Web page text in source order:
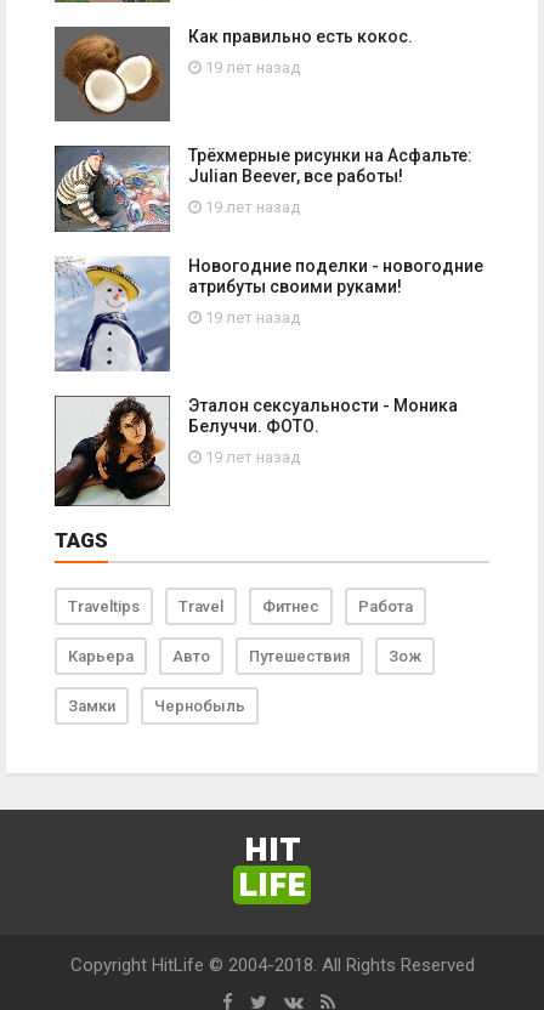
Как правильно есть кокос.
19 лет назад
Трёхмерные рисунки на Асфальте:
Julian Beever, все работы!
19 лет назад
Новогодние поделки - новогодние
атрибуты своими руками!
19 лет назад
Эталон сексуальности - Моника
Белуччи. ФОТО.
19 лет назад
TAGS
Traveltips Travel Фитнес Работа
Карьера Авто Путешествия Зож
Замки Чернобыль
HIT
LIFE
Copyright HitLife © 2004-2018. All Rights Reserved